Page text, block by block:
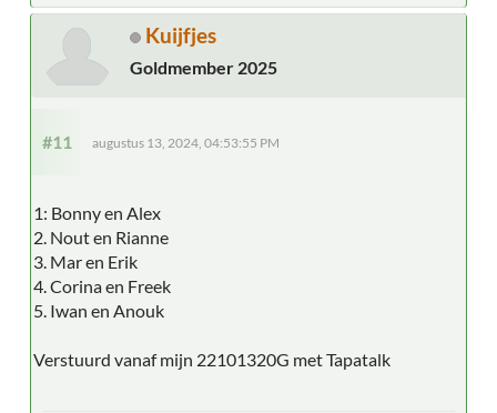
Kuijfjes
Goldmember 2025
#11 augustus 13, 2024, 04:53:55 PM
1: Bonny en Alex
2. Nout en Rianne
3. Mar en Erik
4. Corina en Freek
5. Iwan en Anouk
Verstuurd vanaf mijn 22101320G met Tapatalk